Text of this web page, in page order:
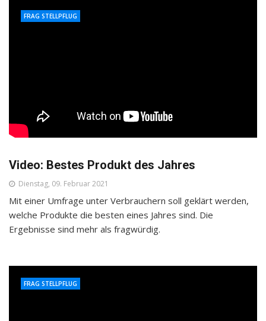
Video: Bestes Produkt des Jahres
FRAG STELLPFLUG
Dienstag, 09. Februar 2021
Mit einer Umfrage unter Verbrauchern soll geklärt werden,
welche Produkte die besten eines Jahres sind. Die
Ergebnisse sind mehr als fragwürdig.
FRAG STELLPFLUG